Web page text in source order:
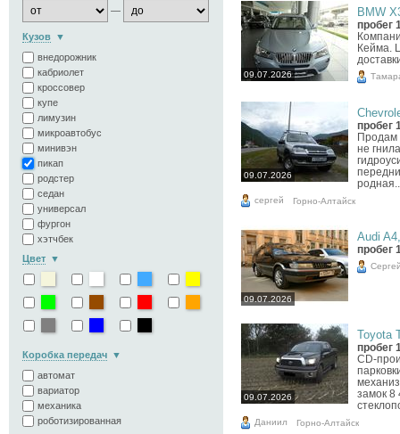
—
Кузов
внедорожник
кабриолет
кроссовер
купе
лимузин
микроавтобус
минивэн
пикап
родстер
седан
универсал
фургон
хэтчбек
Цвет
Коробка передач
автомат
вариатор
механика
роботизированная
09.07.2026
BMW
пробег
Кейма.
09.07.2026
пробег
Продам
не
сергей Горно-Алтайск
09.07.2026
Audi
пробег
09.07.2026
Toyota
пробег
CD-
замок 8
Даниил Горно-Алтайск